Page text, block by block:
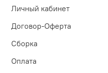
Личный кабинет
Договор-Оферта
Сборка
Оплата